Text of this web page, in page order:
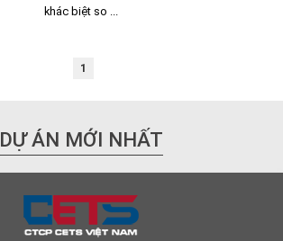
khác biệt so ...
1
DỰ ÁN MỚI NHẤT